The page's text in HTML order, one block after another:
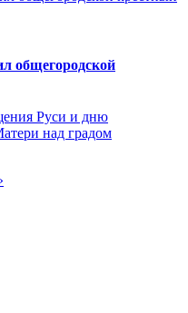
общегородской
Руси и дню
над градом